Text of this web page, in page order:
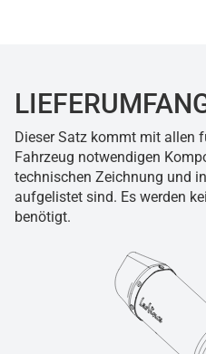
Dieser Satz kommt mit allen
Fahrzeug notwendigen
technischen Zeichnung und
aufgelistet sind. Es werden
benötigt.